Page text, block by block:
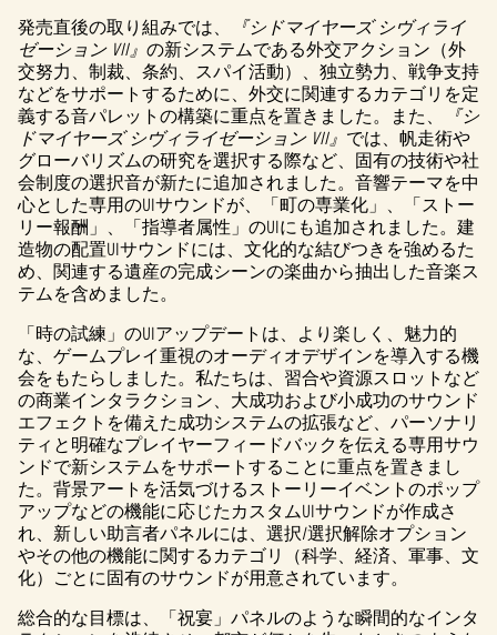
Googl
eサ
ーバ
ーへ
のデ
ータ
転送
に同
意し
たも
のと
みな
され
ま
す。
発売直後の取り組みでは、
『シドマイヤーズ シヴィライ
ゼーション VII』 の新システムである外交アクション（外
交努力、制裁、条約、スパイ活動）、独立勢力、戦争支持
などをサポートするために、外交に関連するカテゴリを定
義する音パレットの構築に重点を置きました。また、
『シ
ドマイヤーズ シヴィライゼーション VII』 では、帆走術や
グローバリズムの研究を選択する際など、固有の技術や社
会制度の選択音が新たに追加されました。音響テーマを中
心とした専用のUIサウンドが、「町の専業化」、「ストー
リー報酬」、「指導者属性」のUIにも追加されました。建
造物の配置UIサウンドには、文化的な結びつきを強めるた
め、関連する遺産の完成シーンの楽曲から抽出した音楽ス
テムを含めました。
「時の試練」のUIアップデートは、より楽しく、魅力的
な、ゲームプレイ重視のオーディオデザインを導入する機
会をもたらしました。私たちは、習合や資源スロットなど
の商業インタラクション、大成功および小成功のサウンド
エフェクトを備えた成功システムの拡張など、パーソナリ
ティと明確なプレイヤーフィードバックを伝える専用サウ
ンドで新システムをサポートすることに重点を置きまし
た。背景アートを活気づけるストーリーイベントのポップ
アップなどの機能に応じたカスタムUIサウンドが作成さ
れ、新しい助言者パネルには、選択/選択解除オプション
やその他の機能に関するカテゴリ（科学、経済、軍事、文
化）ごとに固有のサウンドが用意されています。
総合的な目標は、「祝宴」パネルのような瞬間的なインタ